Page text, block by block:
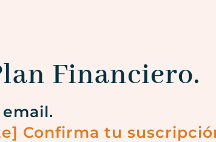
Financiero.
Confirma tu